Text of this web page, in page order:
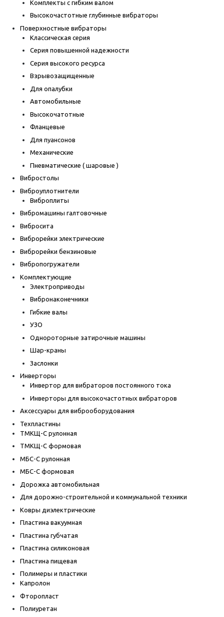
Комплекты с гибким валом
Высокочастотные глубинные вибраторы
Поверхностные вибраторы
Классическая серия
Серия повышенной надежности
Серия высокого ресурса
Взрывозащищенные
Для опалубки
Автомобильные
Высокочатотные
Фланцевые
Для пуансонов
Механические
Пневматические ( шаровые )
Вибростолы
Виброуплотнители
Виброплиты
Вибромашины галтовочные
Вибросита
Виброрейки электрические
Виброрейки бензиновые
Вибропогружатели
Комплектующие
Электроприводы
Вибронаконечники
Гибкие валы
УЗО
Однороторные затирочные машины
Шар-краны
Заслонки
Инверторы
Инвертор для вибраторов постоянного тока
Инверторы для высокочастотных вибраторов
Аксессуары для виброоборудования
Техпластины
ТМКЩ-С рулонная
ТМКЩ-С формовая
МБС-С рулонная
МБС-С формовая
Дорожка автомобильная
Для дорожно-строительной и коммунальной техники
Ковры диэлектрические
Пластина вакуумная
Пластина губчатая
Пластина силиконовая
Пластина пищевая
Полимеры и пластики
Капролон
Фторопласт
Полиуретан